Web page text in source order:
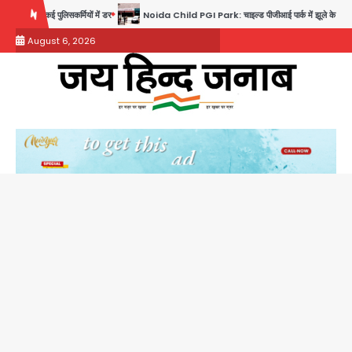
content
पुलिसकर्मियों में डर Noida Child PGI Park: चाइल्ड पीजीआई पार्क में झूले के पास लोहे की ग्रिल में
August 6, 2026